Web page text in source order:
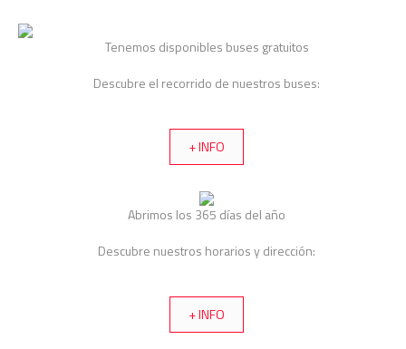
Tenemos disponibles buses gratuitos
Descubre el recorrido de nuestros buses:
+ INFO
Abrimos los 365 días del año
Descubre nuestros horarios y dirección:
+ INFO